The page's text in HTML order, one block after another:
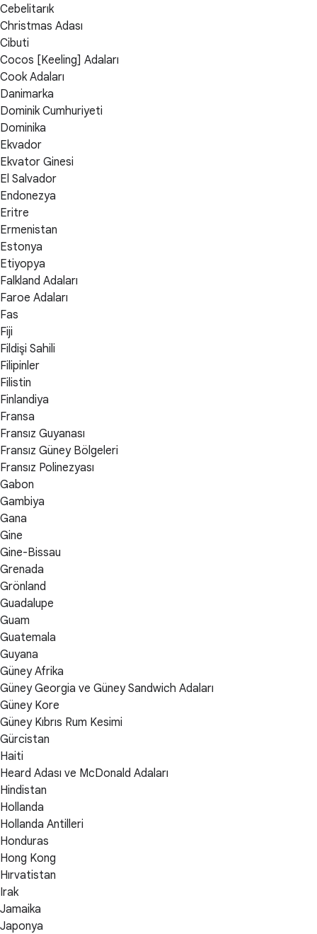
Cebelitarık
Christmas Adası
Cibuti
Cocos [Keeling] Adaları
Cook Adaları
Danimarka
Dominik Cumhuriyeti
Dominika
Ekvador
Ekvator Ginesi
El Salvador
Endonezya
Eritre
Ermenistan
Estonya
Etiyopya
Falkland Adaları
Faroe Adaları
Fas
Fiji
Fildişi Sahili
Filipinler
Filistin
Finlandiya
Fransa
Fransız Guyanası
Fransız Güney Bölgeleri
Fransız Polinezyası
Gabon
Gambiya
Gana
Gine
Gine-Bissau
Grenada
Grönland
Guadalupe
Guam
Guatemala
Guyana
Güney Afrika
Güney Georgia ve Güney Sandwich Adaları
Güney Kore
Güney Kıbrıs Rum Kesimi
Gürcistan
Haiti
Heard Adası ve McDonald Adaları
Hindistan
Hollanda
Hollanda Antilleri
Honduras
Hong Kong
Hırvatistan
Irak
Jamaika
Japonya